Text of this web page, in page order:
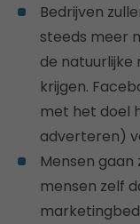
Bedrijven
steeds meer
de natuurlijke
krijgen.
met het doel
adverteren)
Mensen
mensen zelf